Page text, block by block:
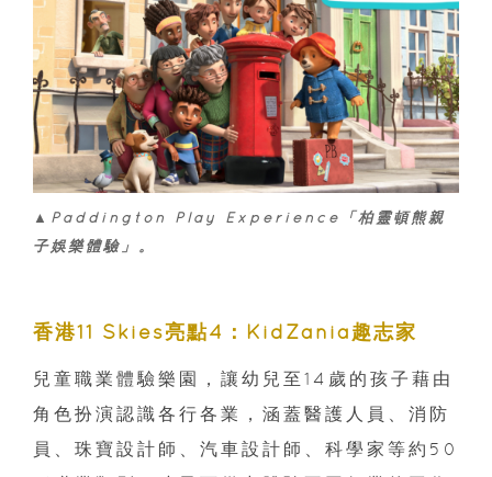
▲Paddington Play Experience「柏靈頓熊親
子娛樂體驗」。
香港11 Skies亮點4：KidZania趣志家
兒童職業體驗樂園，讓幼兒至14歲的孩子藉由
角色扮演認識各行各業，涵蓋醫護人員、消防
員、珠寶設計師、汽車設計師、科學家等約50